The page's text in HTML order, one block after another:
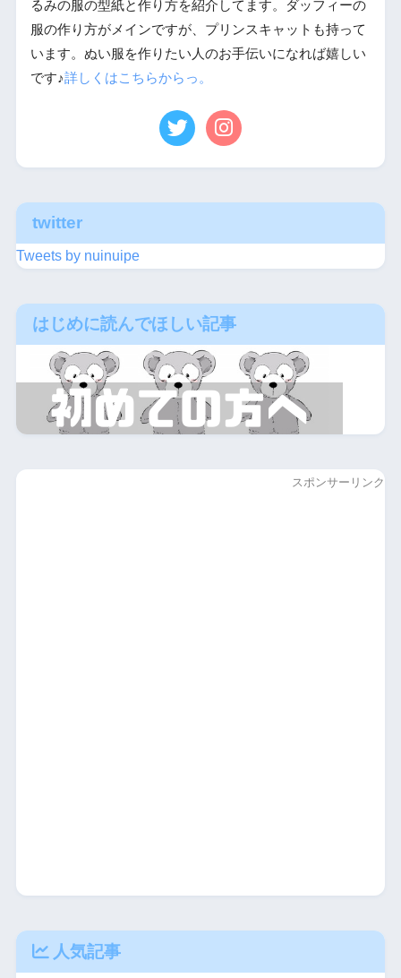
るみの服の型紙と作り方を紹介してます。ダッフィーの
服の作り方がメインですが、プリンスキャットも持って
います。ぬい服を作りたい人のお手伝いになれば嬉しい
です♪詳しくはこちらからっ。
twitter
Tweets by nuinuipe
はじめに読んでほしい記事
スポンサーリンク
人気記事